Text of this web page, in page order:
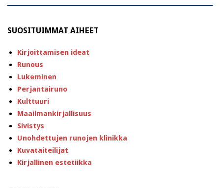
SUOSITUIMMAT AIHEET
Kirjoittamisen ideat
Runous
Lukeminen
Perjantairuno
Kulttuuri
Maailmankirjallisuus
Sivistys
Unohdettujen runojen klinikka
Kuvataiteilijat
Kirjallinen estetiikka